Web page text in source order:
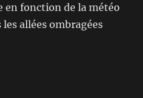
en fonction de la météo
allées ombragées